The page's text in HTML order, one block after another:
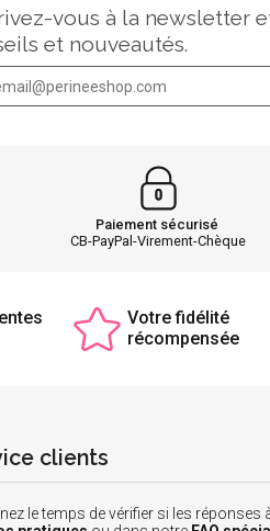
vous à la newsletter
et nouveautés.
Paiement sécurisé
CB-PayPal-Virement-Chèque
Votre fidélité
récompensée
clients
le temps de vérifier si les